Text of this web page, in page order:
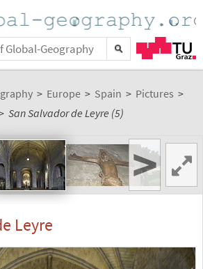
> Europe > Spain > Pictures >
San Salvador de Leyre (5)
>
Leyre